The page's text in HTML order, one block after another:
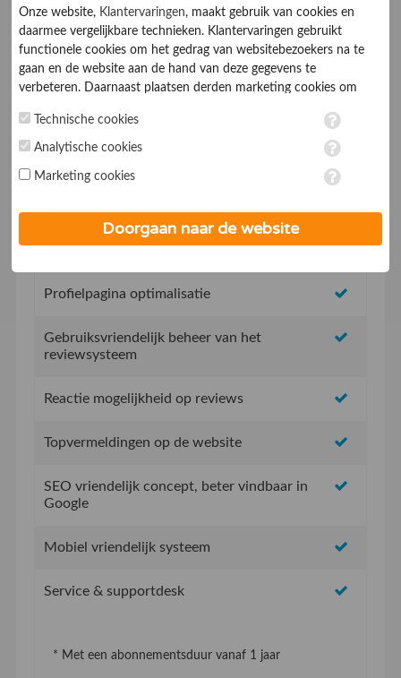
Geen opstartkosten
Uw eigen review widget voor op de website
Profielpagina optimalisatie
Gebruiksvriendelijk beheer van het
reviewsysteem
Reactie mogelijkheid op reviews
Topvermeldingen op de website
SEO vriendelijk concept, beter vindbaar in
Google
Mobiel vriendelijk systeem
Service & supportdesk
* Met een abonnementsduur vanaf 1 jaar
Onze website, Klantervaringen, maakt gebruik van cookies en
daarmee vergelijkbare technieken. Klantervaringen gebruikt
functionele cookies om het gedrag van websitebezoekers na te
gaan en de website aan de hand van deze gegevens te
verbeteren. Daarnaast plaatsen derden marketing cookies om
marketing cookies worden persoonsgegevens verwerkt. Je geeft
toestemming voor deze verwerking wanneer je hieronder een
op ieder moment aanpassen in de
. Lees voor meer
Technische cookies
Analytische cookies
Marketing cookies
Doorgaan naar de website